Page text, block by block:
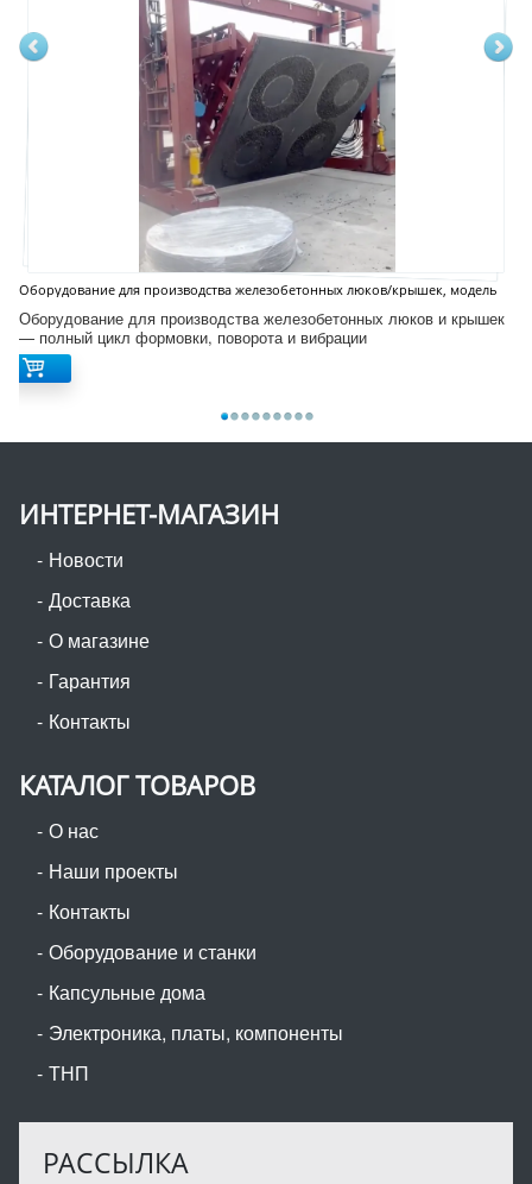
Оборудование для производства железобетонных люков/крышек, модель
Оборудование для производства железобетонных люков и крышек
— полный цикл формовки, поворота и вибрации
ИНТЕРНЕТ-МАГАЗИН
Новости
Доставка
О магазине
Гарантия
Контакты
КАТАЛОГ ТОВАРОВ
О нас
Наши проекты
Контакты
Оборудование и станки
Капсульные дома
Электроника, платы, компоненты
ТНП
РАССЫЛКА